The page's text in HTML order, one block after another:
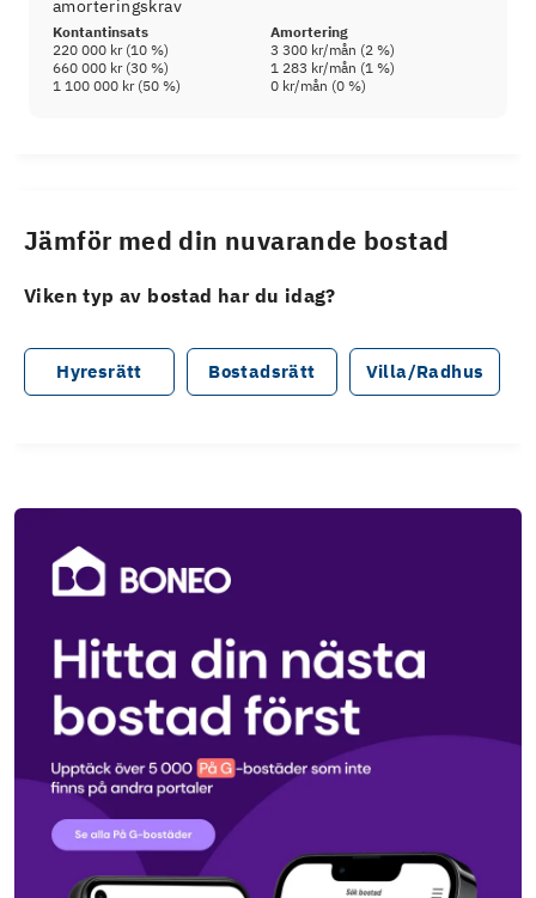
amorteringskrav
Kontantinsats
Amortering
220 000 kr(10 %) 3 300 kr/mån (2 %)
660 000 kr(30 %) 1 283 kr/mån (1 %)
1 100 000 kr(50 %) 0 kr/mån (0 %)
Jämför med din nuvarande bostad
Viken typ av bostad har du idag?
Hyresrätt Bostadsrätt Villa/Radhus